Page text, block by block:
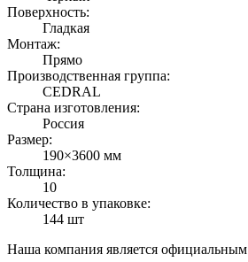
Поверхность:
Гладкая
Монтаж:
Прямо
Производственная группа:
CEDRAL
Страна изготовления:
Россия
Размер:
190×3600 мм
Толщина:
10
Количество в упаковке:
144 шт
Наша компания является